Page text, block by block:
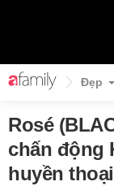
Đẹp
Rosé
chấn động
huyền thoại